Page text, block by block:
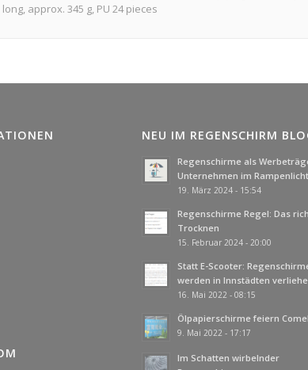
long, approx. 345 g, PU 24 pieces
NEU IM REGENSCHIRM
Regenschirme als
Unternehmen im Rampenlicht
19. März 2024 - 15:54
Regenschirme Regel: Das
Trocknen
15. Februar 2024 - 20:00
Statt E-Scooter:
werden in Innstädten
16. Mai 2022 - 08:15
Ölpapierschirme feiern
9. Mai 2022 - 17:17
Im Schatten wirbelnder